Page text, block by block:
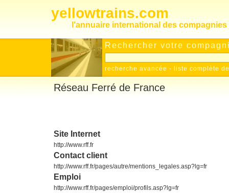
yellowtrains.com
l'annuaire international des
Rechercher votre
recherche avancée - liste complète
Réseau Ferré de France
Site Internet
http://www.rff.fr
Contact client
http://www.rff.fr/pages/autre/mentions_legales.asp?lg=fr
Emploi
http://www.rff.fr/pages/emploi/profils.asp?lg=fr